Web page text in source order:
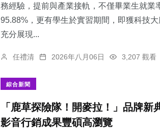
務經驗，提前與產業接軌，不僅畢業生就業
95.88%，更有學生於實習期間，即獲科技大
充分展現...
任禮清 2026年八月06日 3,207 觀看
綜合新聞
「鹿草探險隊！開麥拉！」品牌新
影音行銷成果豐碩高瀏覽